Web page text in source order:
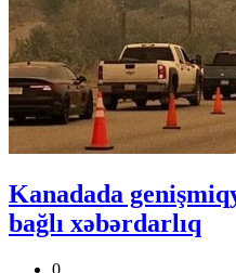
Kanadada
bağlı xəbərdarlıq